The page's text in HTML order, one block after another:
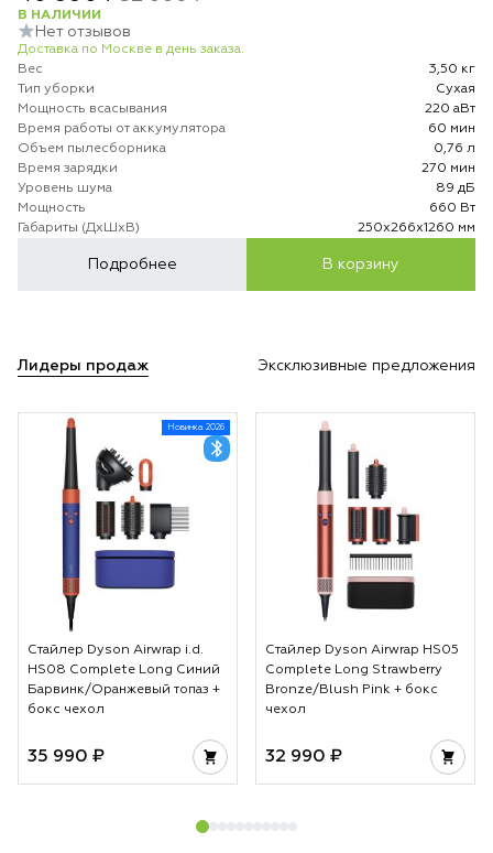
В НАЛИЧИИ
Нет отзывов
Доставка по Москве в день заказа.
Вес
3,50 кг
Тип уборки
Сухая
Мощность всасывания
220 аВт
Время работы от аккумулятора
60 мин
Объем пылесборника
0,76 л
Время зарядки
270 мин
Уровень шума
89 дБ
Мощность
660 Вт
Габариты (ДхШхВ)
250х266х1260 мм
Подробнее В корзину
Лидеры продаж Эксклюзивные предложения
Новинка 2026
Стайлер Dyson Airwrap i.d.
HS08 Complete Long Синий
Барвинк/Оранжевый топаз +
бокс чехол
35 990 ₽
Стайлер Dyson Airwrap HS05
Complete Long Strawberry
Bronze/Blush Pink + бокс
чехол
32 990 ₽